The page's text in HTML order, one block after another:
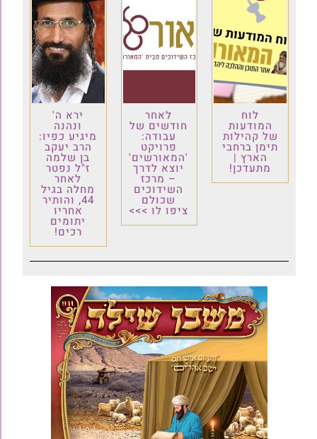
לוח
המודעות
של קהילות
תימן ברחבי
הארץ |
מתעדכן!
לאחר
חודשים של
עבודה:
פרויקט
'המאורשים'
יוצא לדרך
– מרכז
השידוכים
שכולם
ציפו לו >>>
ירא ה'
ונהנה
מיגיע כפיו:
הרב יעקב
בן שלמה
ז"ל נפטר
לאחר
מחלה בגיל
44, והותיר
אחריו
יתומים
רכים!